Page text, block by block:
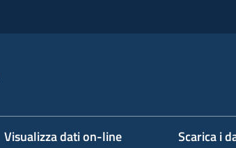
Visualizza dati on-line Scarica i